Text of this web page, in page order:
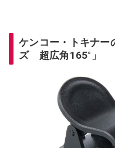
ケンコー・トキナー
ズ 超広角165°」